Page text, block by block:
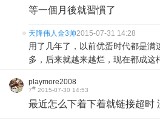
等一個月後就習慣了
天降伟人金3帅2015-07-31 14:28
用了几年了，以前优蛋时代都是满
多，后来就越来越烂，现在都成这
playmore2008
7# 2015-07-30 14:53
最近怎么下着下着就链接超时